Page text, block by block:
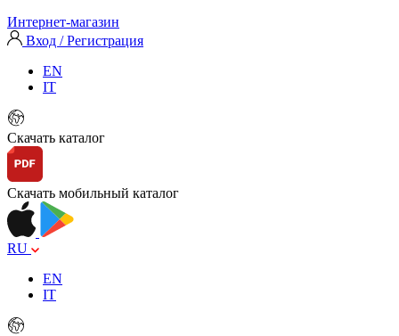
Интернет-магазин
Вход / Регистрация
EN
IT
Скачать каталог
Скачать мобильный каталог
RU
EN
IT